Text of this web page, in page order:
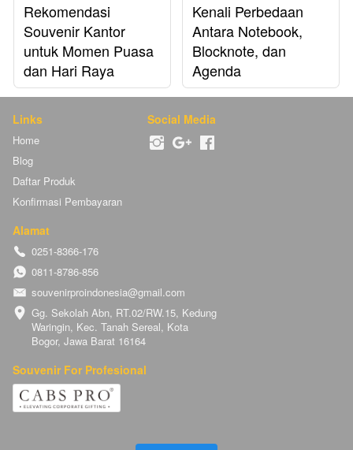
Rekomendasi
Souvenir Kantor
untuk Momen Puasa
dan Hari Raya
Kenali Perbedaan
Antara Notebook,
Blocknote, dan
Agenda
Links
Home
Blog
Daftar Produk
Konfirmasi Pembayaran
Social Media
Alamat
0251-8366-176
0811-8786-856
souvenirproindonesia@gmail.com
Gg. Sekolah Abn, RT.02/RW.15, Kedung
Waringin, Kec. Tanah Sereal, Kota
Bogor, Jawa Barat 16164
Souvenir For Profesional